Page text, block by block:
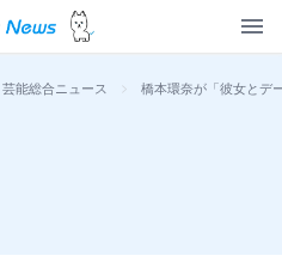
芸能総合ニュース > 橋本環奈が「彼女とデ